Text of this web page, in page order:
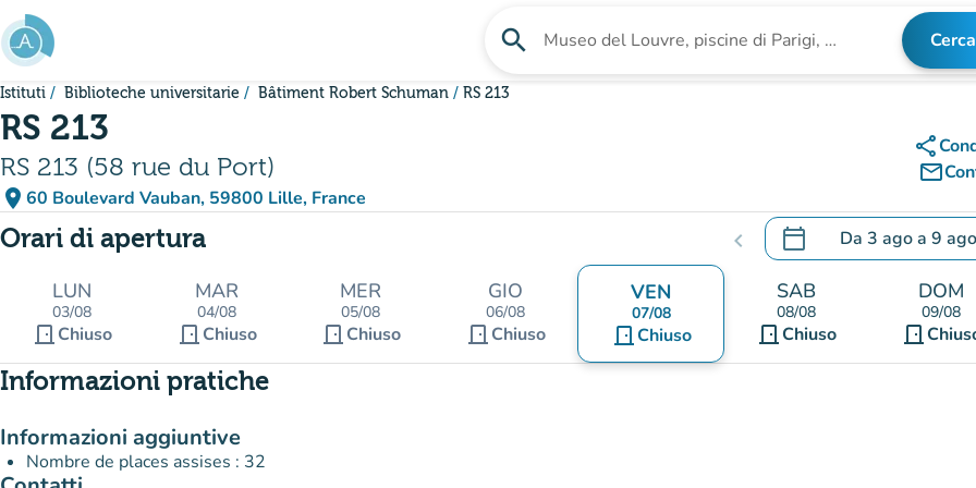
Vai al contenuto principale
search Cerca una struttura Cerca
Istituti Biblioteche universitarie Bâtiment Robert Schuman RS 213
RS 213
RS 213 (58 rue du Port)
place 60 Boulevard Vauban, 59800 Lille, France
(apri in Google Maps)
(nuova scheda)
share
mail_outline
Orari di apertura chevron_left calendar_today Da 3 agoa 9 ago
.Aprire il calendario per
LUN
03/08
door_front Chiuso
MAR
04/08
door_front Chiuso
MER
05/08
door_front Chiuso
GIO
06/08
door_front Chiuso
VEN
07/08
door_front Chiuso
SAB
08/08
door_frontChiuso
DOM
09/08
door_front
Informazioni pratiche
Informazioni aggiuntive
Nombre de places assises : 32